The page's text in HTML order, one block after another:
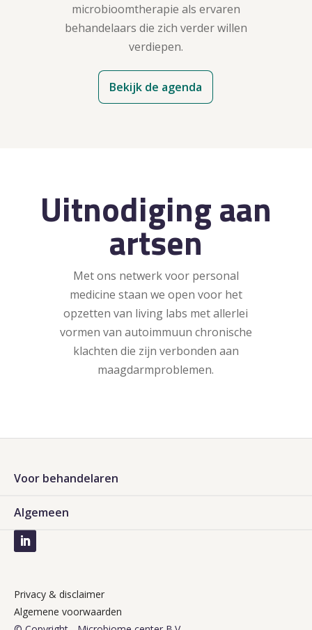
microbioomtherapie als ervaren
behandelaars die zich verder willen
verdiepen.
Bekijk de agenda
Uitnodiging aan
artsen
Met ons netwerk voor personal
medicine staan we open voor het
opzetten van living labs met allerlei
vormen van autoimmuun chronische
klachten die zijn verbonden aan
maagdarmproblemen.
Voor behandelaren
Algemeen
Privacy & disclaimer
Algemene voorwaarden